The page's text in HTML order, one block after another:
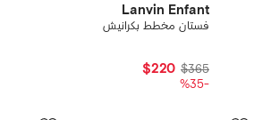
Lanvin Enfant
فستان مخطط بكرانيش
$365
$220
-%35